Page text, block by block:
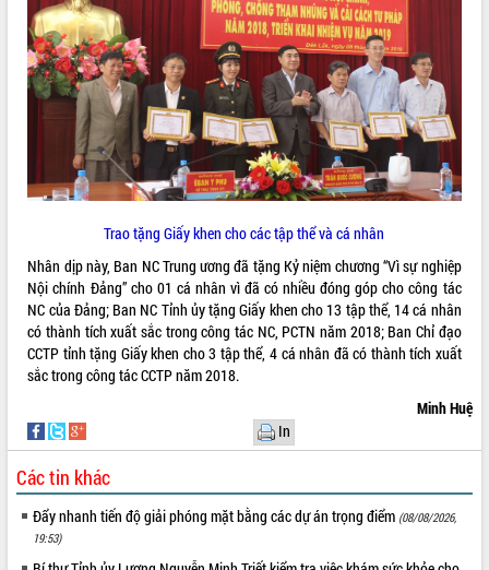
UBND tỉnh họp báo định kỳ tháng 4
năm 2026
Hội thảo khoa học “Giải pháp thúc đẩy
phát triển nền kinh tế xanh tại tỉnh
Đắk Lắk”
Tăng cường giám sát, đôn đốc thực
hiện nhiệm vụ quản lý tài sản công
hàng tuần
công tác cải cách thủ tục hành chính
tại Trung tâm Phục vụ hành chính
công tỉnh
Đắk Lắk: Tôn vinh 46 giải pháp tại Hội
thi Sáng tạo Kỹ thuật 2024 - 2025
Đắk Lắk rà soát, điều chỉnh Đề án 190
về phát triển nuôi trồng thủy sản
Trương Công Thái kiểm tra thực địa
Dự án cao tốc Khánh Hòa - Buôn Ma
Thuột
Định vị cà phê Việt Nam như một “di
sản sống” trong dòng chảy toàn cầu
Xây dựng nông thôn mới: Nâng cao đời
Trao tặng Giấy khen cho các tập thể và cá nhân
Nhân dịp này, Ban NC Trung ương đã tặng Kỷ niệm chương “Vì sự nghiệp
Nội chính Đảng” cho 01 cá nhân vì đã có nhiều đóng góp cho công tác
NC của Đảng; Ban NC Tỉnh ủy tặng Giấy khen cho 13 tập thể, 14 cá nhân
có thành tích xuất sắc trong công tác NC, PCTN năm 2018; Ban Chỉ đạo
CCTP tỉnh tặng Giấy khen cho 3 tập thể, 4 cá nhân đã có thành tích xuất
sắc trong công tác CCTP năm 2018.
Minh Huệ
In
Các tin khác
Đẩy nhanh tiến độ giải phóng mặt bằng các dự án trọng điểm (08/08/2026,
19:53)